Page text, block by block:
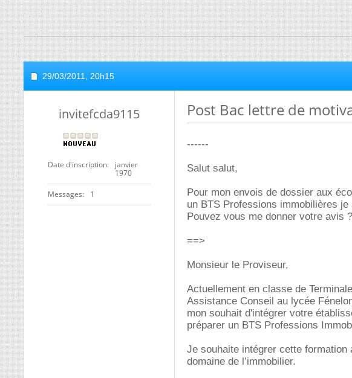
29/03/2011, 20h15
invitefcda9115
Date d'inscription
janvier
1970
Messages 1
Post Bac lettre de
------
Salut salut,
Pour mon envois de dossier aux
un BTS Professions immobilières
Pouvez vous me donner votre avis ?
==>
Monsieur le Proviseur,
Actuellement en classe de
Assistance Conseil au lycée
mon souhait d'intégrer votre
préparer un BTS Professions
Je souhaite intégrer cette formation
domaine de l’immobilier.